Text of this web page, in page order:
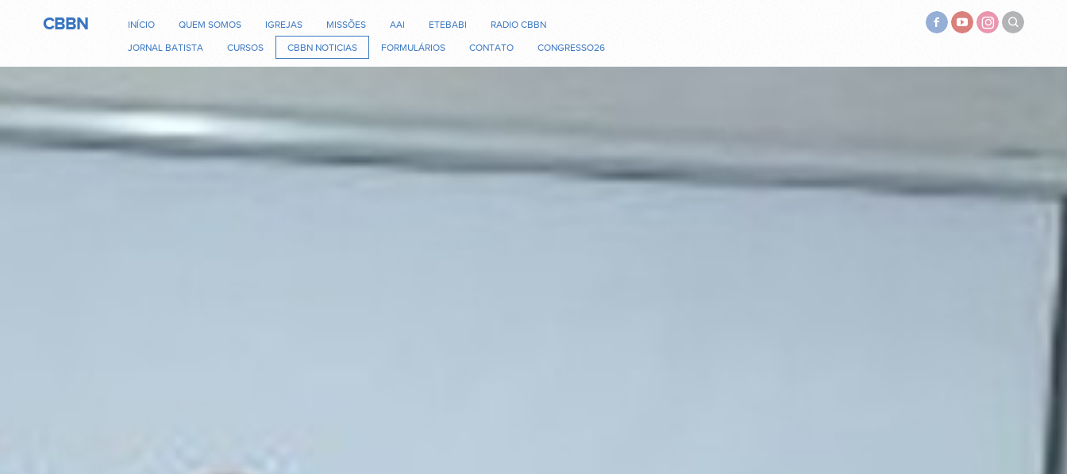
CBBN INÍCIO QUEM SOMOS IGREJAS MISSÕES AAI ETEBABI RADIO CBBN
JORNAL BATISTA CURSOS CBBN NOTICIAS FORMULÁRIOS CONTATO CONGRESSO26